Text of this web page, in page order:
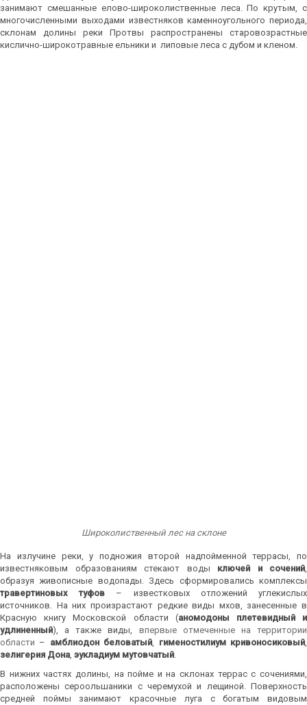
занимают смешанные елово-широколиственные леса. По крутым, с
многочисленными выходами известняков каменноугольного периода,
склонам долины реки Протвы распространены старовозрастные
кислично-широкотравные ельники и липовые леса с дубом и кленом.
Широколиственный лес на склоне
На излучине реки, у подножия второй надпойменной террасы, по
известняковым образованиям стекают воды ключей и сочений,
образуя живописные водопады. Здесь сформировались комплексы
травертиновых туфов – известковых отложений углекислых
источников. На них произрастают редкие виды мхов, занесенные в
Красную книгу Московской области (аномодоны плетевидный и
удлиненный), а также виды, впервые отмеченные на территории
области – амблиодон беловатый, гименостилиум кривоносиковый,
зелигерия Дона, эукладиум мутовчатый.
В нижних частях долины, на пойме и на склонах террас с сочениями,
расположены сероольшаники с черемухой и лещиной. Поверхность
средней поймы занимают красочные луга с богатым видовым